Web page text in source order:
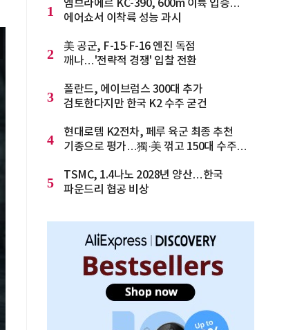
1
엠브라에르 KC-390, 600m 이륙 입증…
에어쇼서 이착륙 성능 과시
2
美 공군, F-15·F-16 엔진 독점
깨나…'전략적 경쟁' 입찰 전환
3
폴란드, 에이브럼스 300대 추가
검토한다지만 한국 K2 수주 굳건
4
현대로템 K2전차, 페루 육군 최종 추천
기종으로 평가…獨·美 꺾고 150대 수주
5
TSMC, 1.4나노 2028년 양산…한국
파운드리 협공 비상